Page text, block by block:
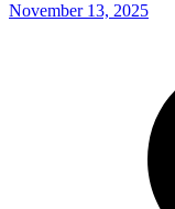
November 13, 2025